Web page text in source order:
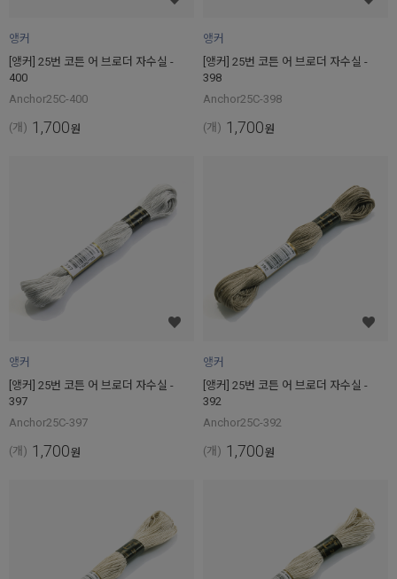
앵커
[앵커] 25번 코튼 어 브로더 자수실 -
400
Anchor25C-400
(개) 1,700원
앵커
[앵커] 25번 코튼 어 브로더 자수실 -
398
Anchor25C-398
(개) 1,700원
앵커
[앵커] 25번 코튼 어 브로더 자수실 -
397
Anchor25C-397
(개) 1,700원
앵커
[앵커] 25번 코튼 어 브로더 자수실 -
392
Anchor25C-392
(개) 1,700원